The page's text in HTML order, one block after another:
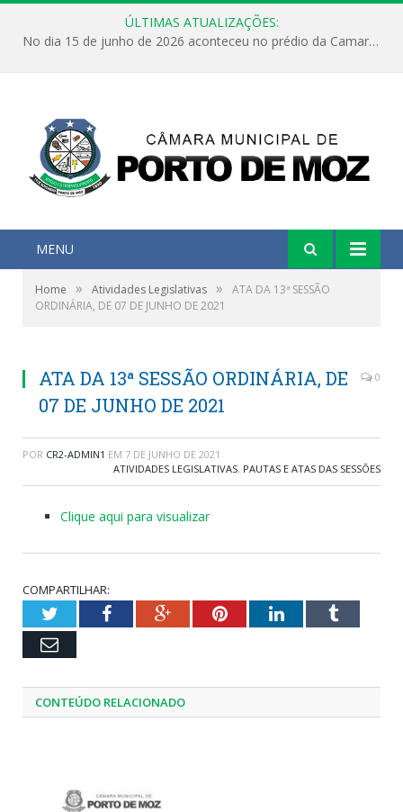
ÚLTIMAS ATUALIZAÇÕES:
No dia 15 de junho de 2026 aconteceu no prédio da Camara Municipal de Porto de Moz /Pará a Sessão Ordinária
MENU
Home » Atividades Legislativas »
ATA DA 13ª SESSÃO
ORDINÁRIA, DE 07 DE JUNHO DE 2021
ATA DA 13ª SESSÃO ORDINÁRIA, DE
07 DE JUNHO DE 2021
0
POR CR2-ADMIN1 EM 7 DE JUNHO DE 2021
ATIVIDADES LEGISLATIVAS, PAUTAS E ATAS DAS SESSÕES
Clique aqui para visualizar
COMPARTILHAR:
TwitterFacebookGoogle+PinterestLinkedInTumblr
Email
CONTEÚDO RELACIONADO